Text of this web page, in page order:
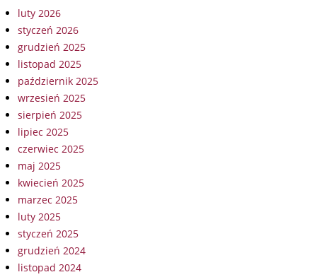
luty 2026
styczeń 2026
grudzień 2025
listopad 2025
październik 2025
wrzesień 2025
sierpień 2025
lipiec 2025
czerwiec 2025
maj 2025
kwiecień 2025
marzec 2025
luty 2025
styczeń 2025
grudzień 2024
listopad 2024